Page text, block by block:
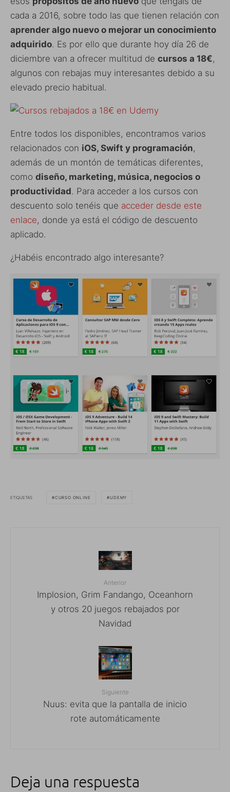
cada a 2016, sobre todo las que tienen relación con
aprender algo nuevo o mejorar un conocimiento
adquirido. Es por ello que durante hoy día 26 de
diciembre van a ofrecer multitud de cursos a 18€,
algunos con rebajas muy interesantes debido a su
elevado precio habitual.
Entre todos los disponibles, encontramos varios
relacionados con iOS, Swift y programación,
además de un montón de temáticas diferentes,
como diseño, marketing, música, negocios o
productividad. Para acceder a los cursos con
descuento solo tenéis que acceder desde este
enlace, donde ya está el código de descuento
aplicado.
¿Habéis encontrado algo interesante?
ETIQUETAS CURSO ONLINE UDEMY
Anterior
Implosion, Grim Fandango, Oceanhorn
y otros 20 juegos rebajados por
Navidad
Siguiente
Nuus: evita que la pantalla de inicio
rote automáticamente
Deja una respuesta